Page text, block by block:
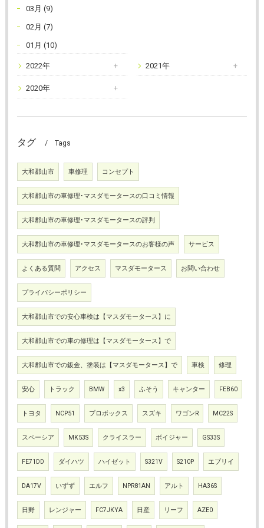
03月 (9)
02月 (7)
01月 (10)
2022年 2021年
2020年
タグ Tags
大和郡山市 車修理 コンセプト
大和郡山市の車修理･マスダモータースの口コミ情報
大和郡山市の車修理･マスダモータースの評判
大和郡山市の車修理･マスダモータースのお客様の声 サービス
よくある質問 アクセス マスダモータース お問い合わせ
プライバシーポリシー
大和郡山市での安心車検は【マスダモータース】に
大和郡山市での車の修理は【マスダモータース】で
大和郡山市での鈑金、塗装は【マスダモータース】で 車検 修理
安心 トラック BMW x3 ふそう キャンター FEB60
トヨタ NCP51 プロボックス スズキ ワゴンR MC22S
スペーシア MK53S クライスラー ボイジャー GS33S
FE71DD ダイハツ ハイゼット S321V S210P エブリイ
DA17V いずず エルフ NPR81AN アルト HA36S
日野 レンジャー FC7JKYA 日産 リーフ AZE0